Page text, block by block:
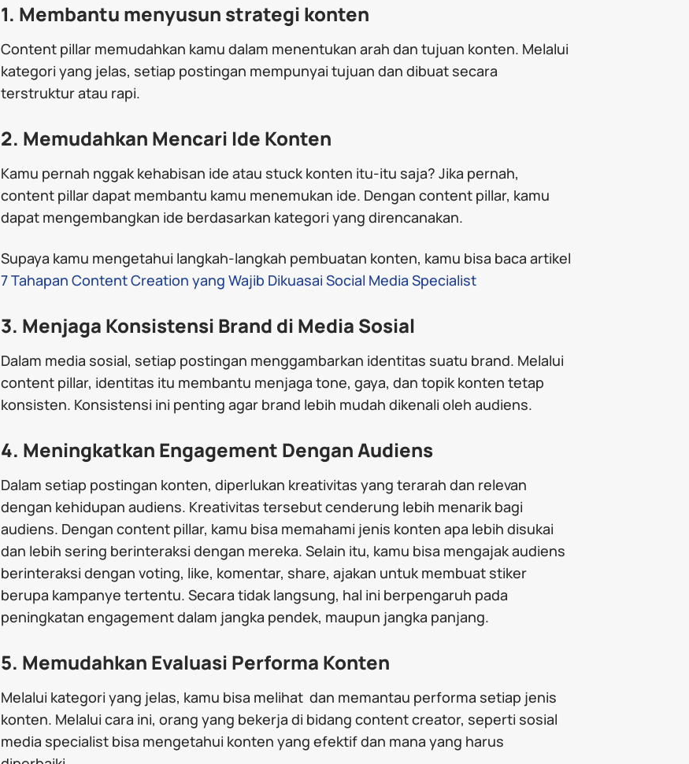
1. Membantu menyusun strategi konten
Content pillar memudahkan kamu dalam menentukan arah dan tujuan konten. Melalui
kategori yang jelas, setiap postingan mempunyai tujuan dan dibuat secara
terstruktur atau rapi.
2. Memudahkan Mencari Ide Konten
Kamu pernah nggak kehabisan ide atau stuck konten itu-itu saja? Jika pernah,
content pillar dapat membantu kamu menemukan ide. Dengan content pillar, kamu
dapat mengembangkan ide berdasarkan kategori yang direncanakan.
Supaya kamu mengetahui langkah-langkah pembuatan konten, kamu bisa baca artikel
7 Tahapan Content Creation yang Wajib Dikuasai Social Media Specialist
3. Menjaga Konsistensi Brand di Media Sosial
Dalam media sosial, setiap postingan menggambarkan identitas suatu brand. Melalui
content pillar, identitas itu membantu menjaga tone, gaya, dan topik konten tetap
konsisten. Konsistensi ini penting agar brand lebih mudah dikenali oleh audiens.
4. Meningkatkan Engagement Dengan Audiens
Dalam setiap postingan konten, diperlukan kreativitas yang terarah dan relevan
dengan kehidupan audiens. Kreativitas tersebut cenderung lebih menarik bagi
audiens. Dengan content pillar, kamu bisa memahami jenis konten apa lebih disukai
dan lebih sering berinteraksi dengan mereka. Selain itu, kamu bisa mengajak audiens
berinteraksi dengan voting, like, komentar, share, ajakan untuk membuat stiker
berupa kampanye tertentu. Secara tidak langsung, hal ini berpengaruh pada
peningkatan engagement dalam jangka pendek, maupun jangka panjang.
5. Memudahkan Evaluasi Performa Konten
Melalui kategori yang jelas, kamu bisa melihat dan memantau performa setiap jenis
konten. Melalui cara ini, orang yang bekerja di bidang content creator, seperti sosial
media specialist bisa mengetahui konten yang efektif dan mana yang harus